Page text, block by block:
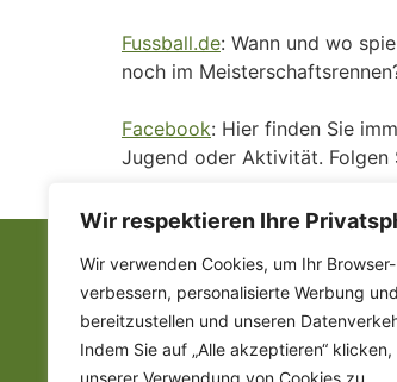
Wir respektieren Ihre
Wir verwenden Cookies, um Ihr
verbessern, personalisierte Werbung
bereitzustellen und unseren
Indem Sie auf „Alle akzeptieren“
unserer Verwendung von Cookies zu.
Fussball.de: Wann und wo
noch im
Facebook: Hier finden Sie
Jugend oder Aktivität.